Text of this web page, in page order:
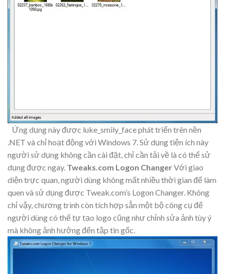
Ứng dụng này được luke_smily_face phát triển trên nền
.NET và chỉ hoạt động với Windows 7. Sử dụng tiện ích này
người sử dụng không cần cài đặt, chỉ cần tải về là có thể sử
dụng được ngay. Tweaks.com Logon ChangerVới giao
diện trực quan, người dùng không mất nhiều thời gian để làm
quen và sử dụng được Tweak.com’s Logon Changer. Không
chỉ vậy, chương trình còn tích hợp sẵn một bộ công cụ để
người dùng có thể tự tạo logo cũng như chỉnh sửa ảnh tùy ý
mà không ảnh hưởng đến tập tin gốc.